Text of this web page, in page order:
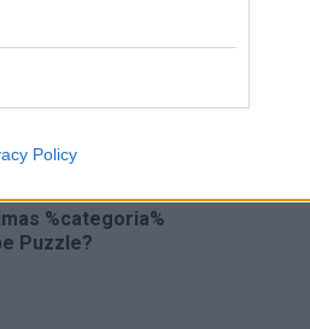
Policy
%categoria%
Puzzle?